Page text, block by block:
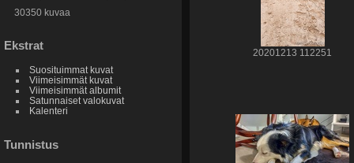
30350 kuvaa
Ekstrat
Suosituimmat kuvat
Viimeisimmät kuvat
Viimeisimmät albumit
Satunnaiset valokuvat
Kalenteri
Tunnistus
20201213 112251